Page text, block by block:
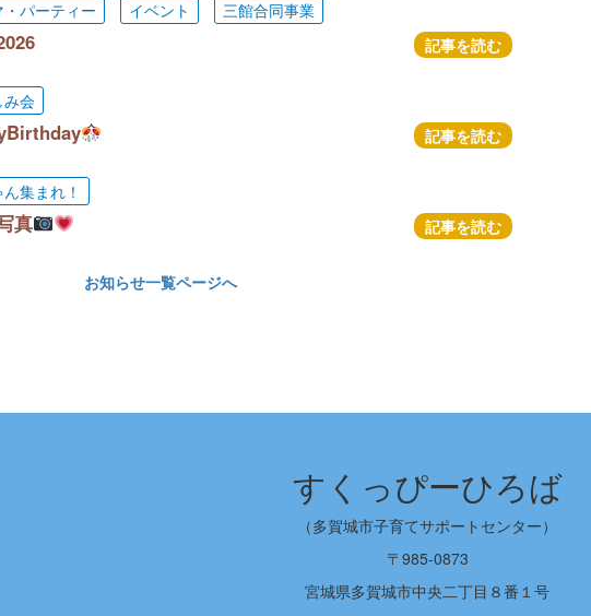
パーティー イベント 三館合同事業
記事を読む
み会
記事を読む
集まれ！
真 記事を読む
お知らせ一覧ページへ
すくっぴーひろば
（多賀城市子育てサポートセンター）
〒985-0873
宮城県多賀城市中央二丁目８番１号